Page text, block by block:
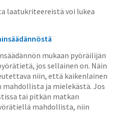
laatukriteereistä voi lukea
mukaan pyöräilijän
jos sellainen on. Näin
niin, että kaikenlainen
ja mielekästä. Jos
tai pitkän matkan
mahdollista, niin